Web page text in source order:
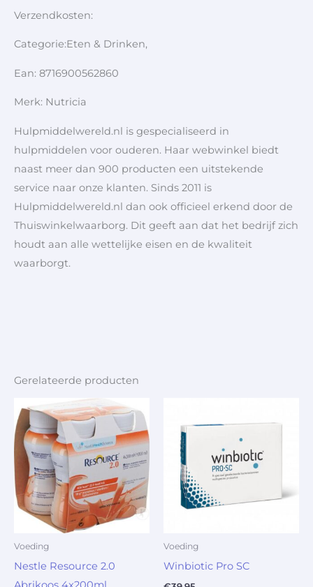
Verzendkosten:
Categorie:Eten & Drinken,
Ean: 8716900562860
Merk: Nutricia
Hulpmiddelwereld.nl is gespecialiseerd in
hulpmiddelen voor ouderen. Haar webwinkel biedt
naast meer dan 900 producten een uitstekende
service naar onze klanten. Sinds 2011 is
Hulpmiddelwereld.nl dan ook officieel erkend door de
Thuiswinkelwaarborg. Dit geeft aan dat het bedrijf zich
houdt aan alle wettelijke eisen en de kwaliteit
waarborgt.
Gerelateerde producten
Voeding
Nestle Resource 2.0
Voeding
Winbiotic Pro SC